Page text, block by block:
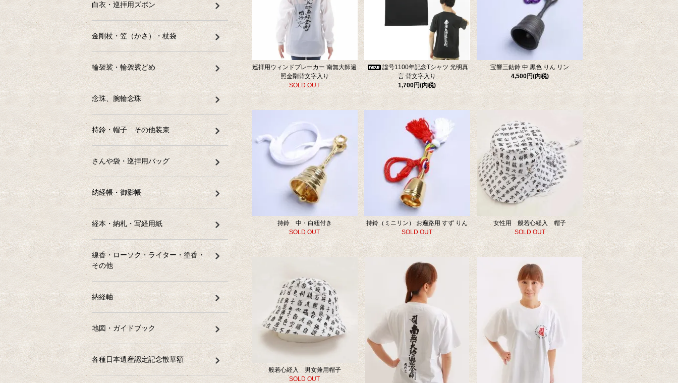
巡拝用ウィンドブレーカー 南無大師遍
照金剛背文字入り
SOLD OUT
諡号1100年記念Tシャツ 光明真
言 背文字入り
1,700円(内税)
宝響三鈷鈴 中 黒色 りん リン
4,500円(内税)
持鈴 中・白紐付き
SOLD OUT
持鈴（ミニリン） お遍路用 すず りん
SOLD OUT
女性用 般若心経入 帽子
SOLD OUT
般若心経入 男女兼用帽子
SOLD OUT
白衣・巡拝用ズボン
金剛杖・笠（かさ）・杖袋
輪袈裟・輪袈裟どめ
念珠、腕輪念珠
持鈴・帽子 その他装束
さんや袋・巡拝用バッグ
納経帳・御影帳
経本・納札・写経用紙
線香・ローソク・ライター・塗香・
その他
納経軸
地図・ガイドブック
各種日本遺産認定記念散華額